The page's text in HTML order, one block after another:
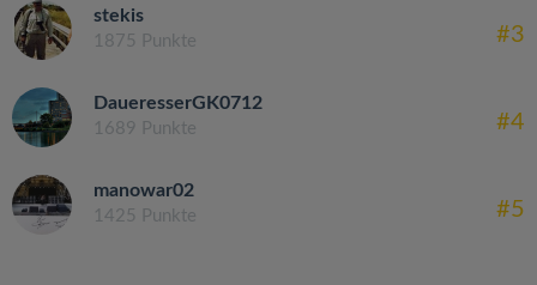
stekis
1875 Punkte #3
DaueresserGK0712
1689 Punkte #4
manowar02
1425 Punkte #5